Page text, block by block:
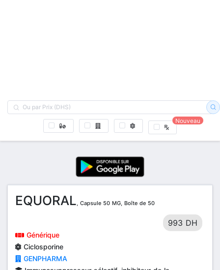
Nouveau
EQUORAL, Capsule 50 MG, Boîte de 50
993 DH
Générique
Ciclosporine
GENPHARMA